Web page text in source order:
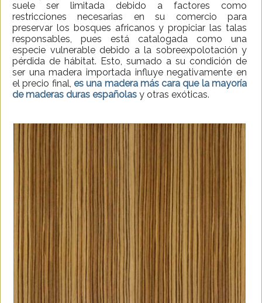
suele ser limitada debido a factores como
restricciones necesarias en su comercio para
preservar los bosques africanos y propiciar las talas
responsables, pues está catalogada como una
especie vulnerable debido a la sobreexpolotación y
pérdida de hábitat. Esto, sumado a su condición de
ser una madera importada influye negativamente en
el precio final, es una madera más cara que la mayoría
de maderas duras españolas y otras exóticas.